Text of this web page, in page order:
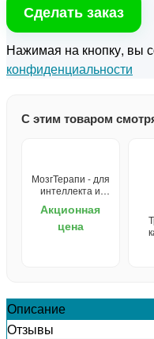
Сделать заказ
Нажимая на кнопку, вы
конфиденциальности
С этим товаром
МозгТерапи - для
интеллекта и
Акционная
цена
Описание
Отзывы